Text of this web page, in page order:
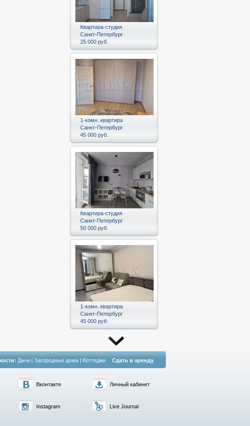
Квартира-студия
Санкт-Петербург
25 000 руб.
1-комн. квартира
Санкт-Петербург
45 000 руб.
Квартира-студия
Санкт-Петербург
50 000 руб.
1-комн. квартира
Санкт-Петербург
45 000 руб.
Дачи | Загородные дома | Коттеджи Сдать в аренду
Вконтакте
Instagram
Личный кабинет
Live Journal